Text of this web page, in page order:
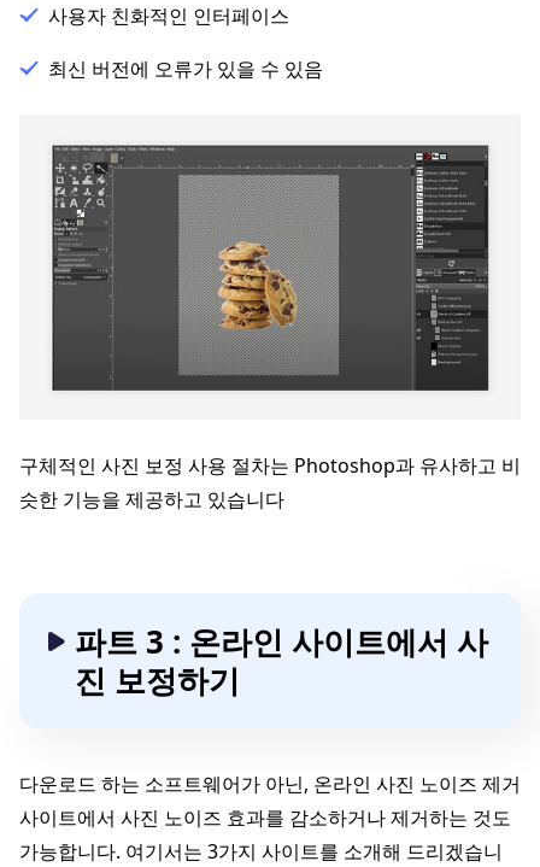
사용자 친화적인 인터페이스
최신 버전에 오류가 있을 수 있음
구체적인 사진 보정 사용 절차는 Photoshop과 유사하고 비
슷한 기능을 제공하고 있습니다
파트 3 : 온라인 사이트에서 사
진 보정하기
다운로드 하는 소프트웨어가 아닌, 온라인 사진 노이즈 제거
사이트에서 사진 노이즈 효과를 감소하거나 제거하는 것도
가능합니다. 여기서는 3가지 사이트를 소개해 드리겠습니